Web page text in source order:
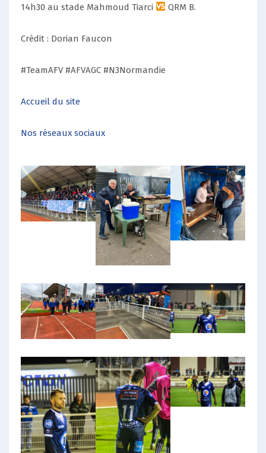
14h30 au stade Mahmoud Tiarci
QRM B.
Crédit : Dorian Faucon
#TeamAFV #AFVAGC #N3Normandie
Accueil du site
Nos réseaux sociaux